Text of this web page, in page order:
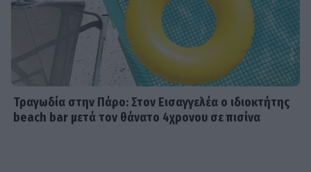
Τραγωδία στην Πάρο: Στον Εισαγγελέα ο ιδιοκτήτης
beach bar μετά τον θάνατο 4χρονου σε πισίνα